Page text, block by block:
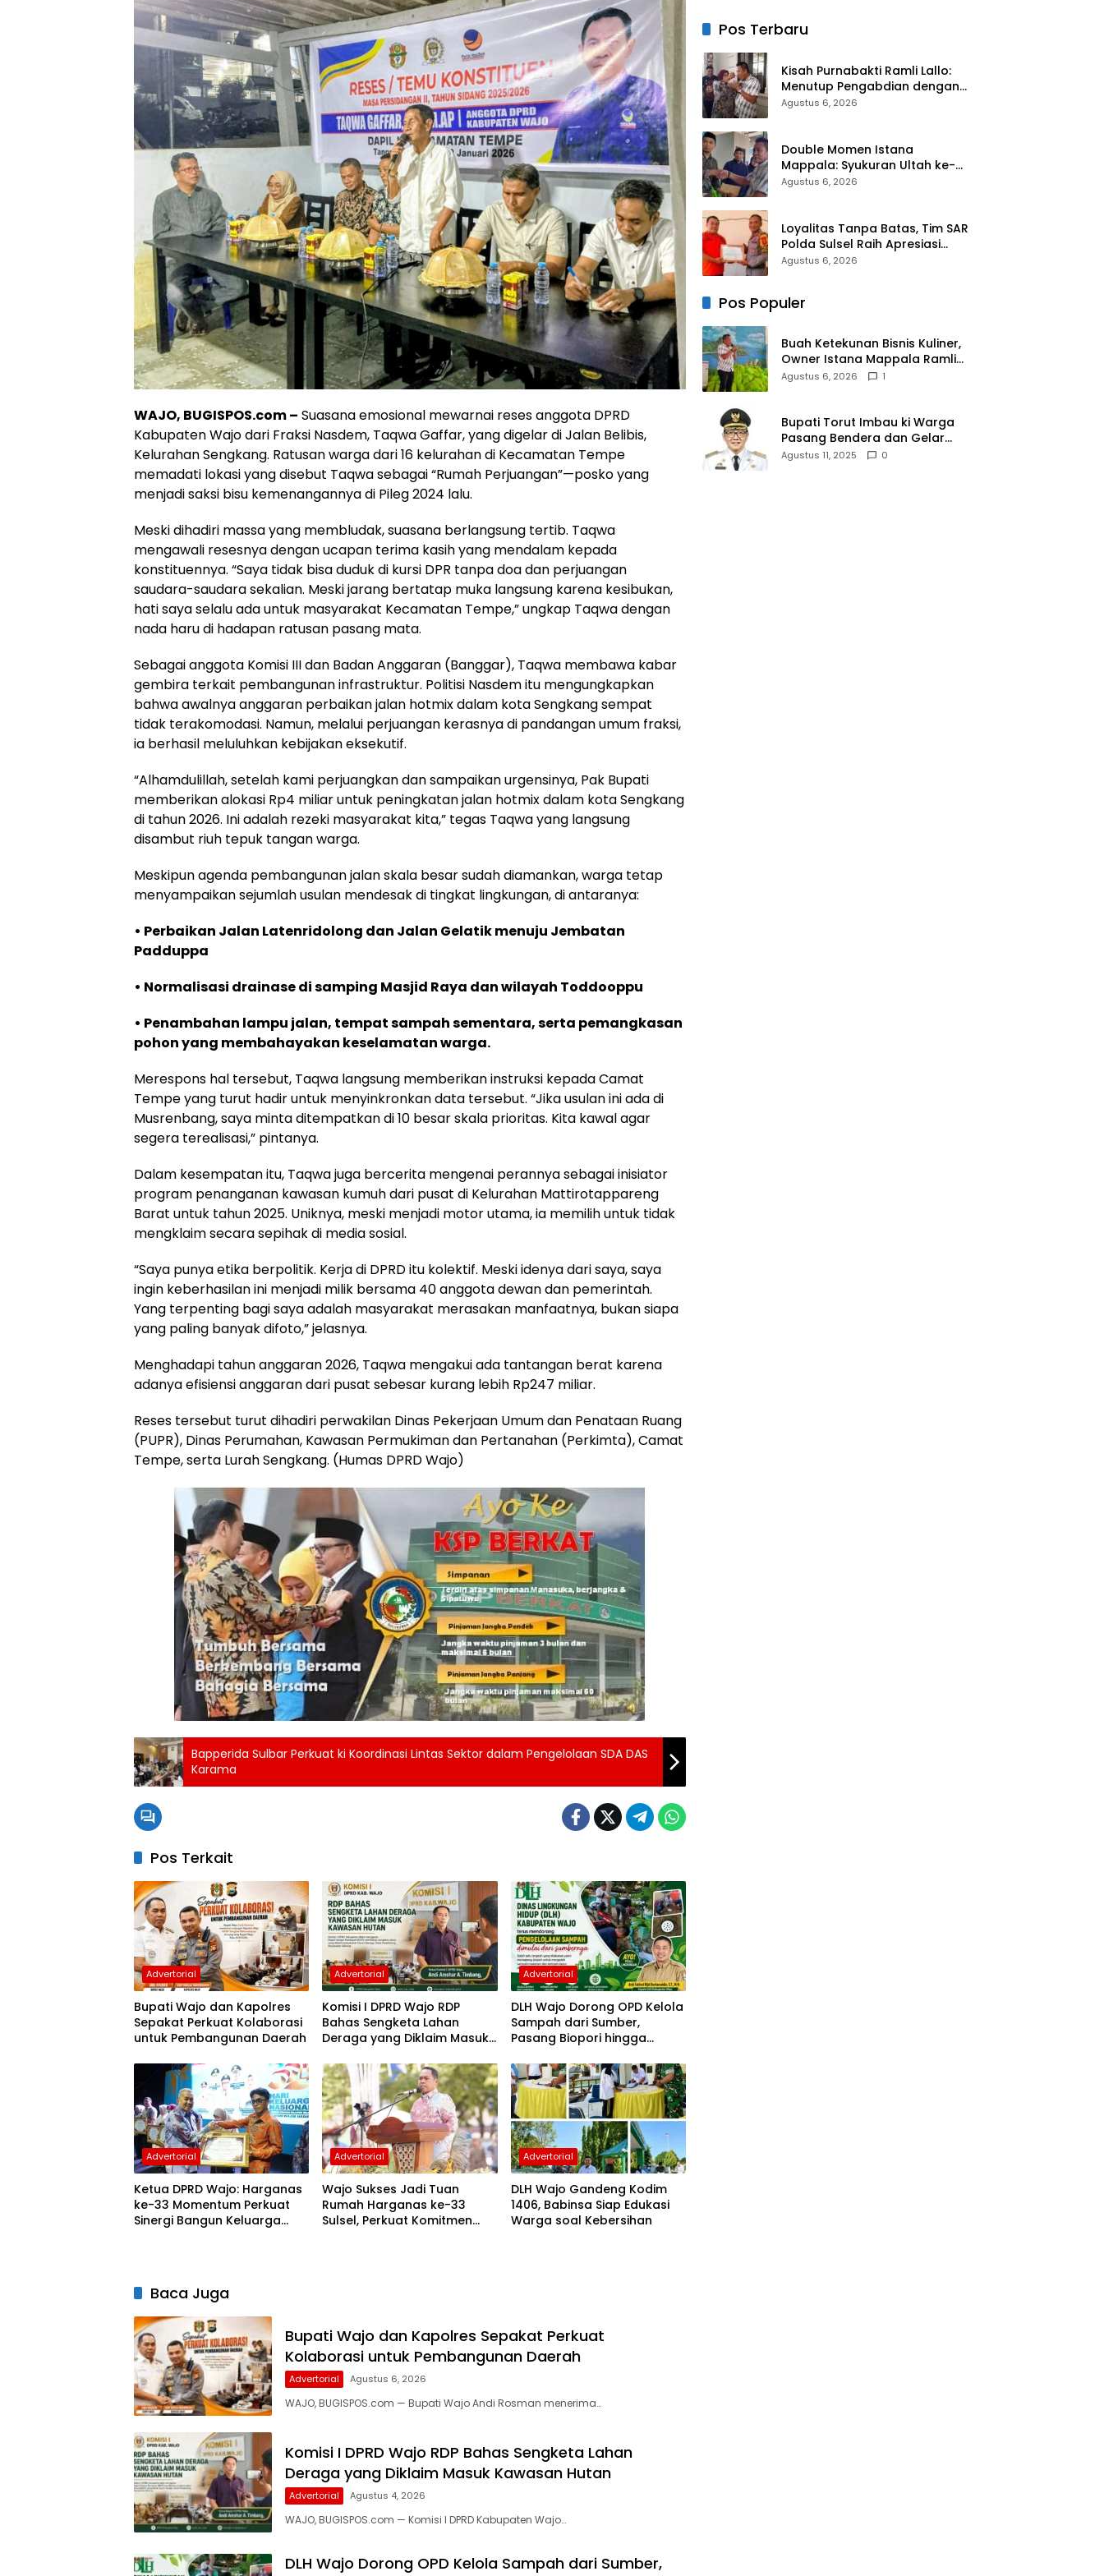
WAJO, BUGISPOS.com – Suasana emosional mewarnai reses anggota DPRD
Kabupaten Wajo dari Fraksi Nasdem, Taqwa Gaffar, yang digelar di Jalan Belibis,
Kelurahan Sengkang. Ratusan warga dari 16 kelurahan di Kecamatan Tempe
memadati lokasi yang disebut Taqwa sebagai “Rumah Perjuangan”—posko yang
menjadi saksi bisu kemenangannya di Pileg 2024 lalu.
Meski dihadiri massa yang membludak, suasana berlangsung tertib. Taqwa
mengawali resesnya dengan ucapan terima kasih yang mendalam kepada
konstituennya. “Saya tidak bisa duduk di kursi DPR tanpa doa dan perjuangan
saudara-saudara sekalian. Meski jarang bertatap muka langsung karena kesibukan,
hati saya selalu ada untuk masyarakat Kecamatan Tempe,” ungkap Taqwa dengan
nada haru di hadapan ratusan pasang mata.
Sebagai anggota Komisi III dan Badan Anggaran (Banggar), Taqwa membawa kabar
gembira terkait pembangunan infrastruktur. Politisi Nasdem itu mengungkapkan
bahwa awalnya anggaran perbaikan jalan hotmix dalam kota Sengkang sempat
tidak terakomodasi. Namun, melalui perjuangan kerasnya di pandangan umum fraksi,
ia berhasil meluluhkan kebijakan eksekutif.
“Alhamdulillah, setelah kami perjuangkan dan sampaikan urgensinya, Pak Bupati
memberikan alokasi Rp4 miliar untuk peningkatan jalan hotmix dalam kota Sengkang
di tahun 2026. Ini adalah rezeki masyarakat kita,” tegas Taqwa yang langsung
disambut riuh tepuk tangan warga.
Meskipun agenda pembangunan jalan skala besar sudah diamankan, warga tetap
menyampaikan sejumlah usulan mendesak di tingkat lingkungan, di antaranya:
• Perbaikan Jalan Latenridolong dan Jalan Gelatik menuju Jembatan
Padduppa
• Normalisasi drainase di samping Masjid Raya dan wilayah Toddooppu
• Penambahan lampu jalan, tempat sampah sementara, serta pemangkasan
pohon yang membahayakan keselamatan warga.
Merespons hal tersebut, Taqwa langsung memberikan instruksi kepada Camat
Tempe yang turut hadir untuk menyinkronkan data tersebut. “Jika usulan ini ada di
Musrenbang, saya minta ditempatkan di 10 besar skala prioritas. Kita kawal agar
segera terealisasi,” pintanya.
Dalam kesempatan itu, Taqwa juga bercerita mengenai perannya sebagai inisiator
program penanganan kawasan kumuh dari pusat di Kelurahan Mattirotappareng
Barat untuk tahun 2025. Uniknya, meski menjadi motor utama, ia memilih untuk tidak
mengklaim secara sepihak di media sosial.
“Saya punya etika berpolitik. Kerja di DPRD itu kolektif. Meski idenya dari saya, saya
ingin keberhasilan ini menjadi milik bersama 40 anggota dewan dan pemerintah.
Yang terpenting bagi saya adalah masyarakat merasakan manfaatnya, bukan siapa
yang paling banyak difoto,” jelasnya.
Menghadapi tahun anggaran 2026, Taqwa mengakui ada tantangan berat karena
adanya efisiensi anggaran dari pusat sebesar kurang lebih Rp247 miliar.
Reses tersebut turut dihadiri perwakilan Dinas Pekerjaan Umum dan Penataan Ruang
(PUPR), Dinas Perumahan, Kawasan Permukiman dan Pertanahan (Perkimta), Camat
Tempe, serta Lurah Sengkang. (Humas DPRD Wajo)
Bapperida Sulbar Perkuat ki Koordinasi Lintas Sektor dalam Pengelolaan SDA DAS
Karama
Pos Terkait
Advertorial
Bupati Wajo dan Kapolres
Sepakat Perkuat Kolaborasi
untuk Pembangunan Daerah
Advertorial
Komisi I DPRD Wajo RDP
Bahas Sengketa Lahan
Deraga yang Diklaim Masuk
Advertorial
DLH Wajo Dorong OPD Kelola
Sampah dari Sumber,
Pasang Biopori hingga
Botol Plastik
Advertorial
Ketua DPRD Wajo: Harganas
ke-33 Momentum Perkuat
Sinergi Bangun Keluarga
Advertorial
Wajo Sukses Jadi Tuan
Rumah Harganas ke-33
Sulsel, Perkuat Komitmen
Advertorial
DLH Wajo Gandeng Kodim
1406, Babinsa Siap Edukasi
Warga soal Kebersihan
Baca Juga
Bupati Wajo dan Kapolres Sepakat Perkuat
Kolaborasi untuk Pembangunan Daerah
Advertorial Agustus 6, 2026
WAJO, BUGISPOS.com — Bupati Wajo Andi Rosman menerima…
Komisi I DPRD Wajo RDP Bahas Sengketa Lahan
Deraga yang Diklaim Masuk Kawasan Hutan
Advertorial Agustus 4, 2026
WAJO, BUGISPOS.com — Komisi I DPRD Kabupaten Wajo…
DLH Wajo Dorong OPD Kelola Sampah dari Sumber,
Istana
Mappala
Ramli Lallo
Tebar 520
Paket
Sembako di
Gowa
Asah Public
Siswa di MTs
Nurul Izzah
Kalamisu
‘” Disangkar
Besi Polisi
Pos Terbaru
Kisah Purnabakti Ramli Lallo:
Menutup Pengabdian dengan
Pintu Sedekah
Agustus 6, 2026
Double Momen Istana
Mappala: Syukuran Ultah ke-58
Ramli Lallo Ditandai Aksi
Agustus 6, 2026
Loyalitas Tanpa Batas, Tim SAR
Polda Sulsel Raih Apresiasi
Basarnas atas Evakuasi ATR 42
Agustus 6, 2026
Pos Populer
Buah Ketekunan Bisnis Kuliner,
Owner Istana Mappala Ramli
Lallo Tebar 520 Paket
Agustus 6, 2026 1
Bupati Torut Imbau ki Warga
Pasang Bendera dan Gelar
Lomba 17 Agustus
Agustus 11, 2025 0